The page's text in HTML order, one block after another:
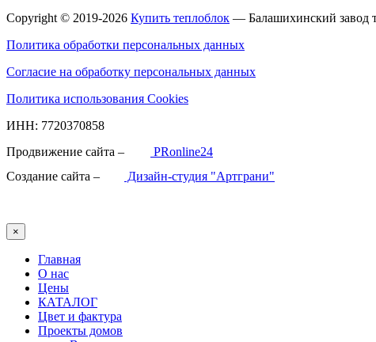
Copyright © 2019-2026 Купить теплоблок — Балашихинский завод
Политика обработки персональных данных
Согласие на обработку персональных данных
Политика использования Cookies
ИНН: 7720370858
Продвижение сайта –
PRonline24
Создание сайта –
Дизайн-студия "Артграни"
×
Главная
О нас
Цены
КАТАЛОГ
Цвет и фактура
Проекты домов